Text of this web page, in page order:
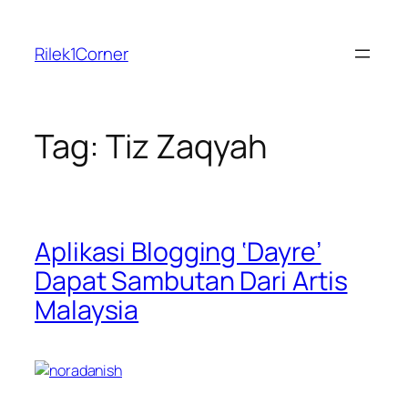
content
Rilek1Corner
Tag: Tiz Zaqyah
Aplikasi Blogging ‘Dayre’
Dapat Sambutan Dari Artis
Malaysia